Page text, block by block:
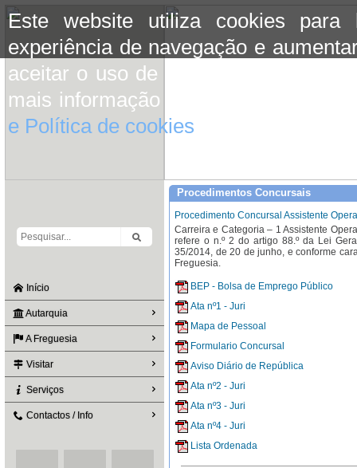
Este website utiliza cookies para
experiência de navegação e
aceitar o uso de cookies basta
mais informação consulte a
e Política de cookies
Início
Autarquia
A Freguesia
Visitar
Serviços
Contactos / Info
Procedimentos Concursais
Procedimento Concursal Assistente
Carreira e Categoria – 1 Assistente
refere o n.º 2 do artigo 88.º da Lei
35/2014, de 20 de junho, e conforme
Freguesia.
BEP - Bolsa de Emprego Público
Ata nº1 - Juri
Mapa de Pessoal
Formulario Concursal
Aviso Diário de República
Ata nº2 - Juri
Ata nº3 - Juri
Ata nº4 - Juri
Lista Ordenada